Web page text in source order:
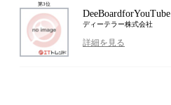
第3位
DeeBoardforYouTube
ディーテラー株式会社
詳細を見る